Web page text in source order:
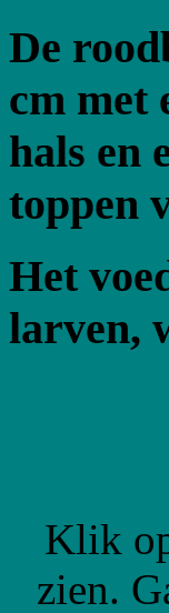
De
cm met
hals en
toppen
Het
larven,
Klik
zien.